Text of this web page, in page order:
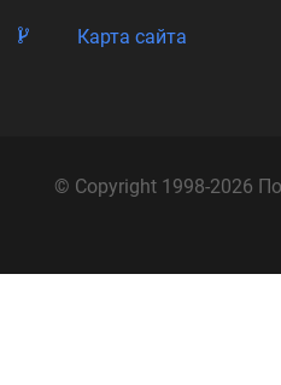
Карта сайта
© Copyright 1998-2026